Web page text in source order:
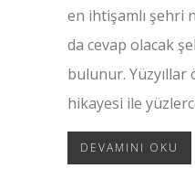
en ihtişamlı şehri
da cevap olacak
bulunur. Yüzyıllar
hikayesi ile
DEVAMINI OKU